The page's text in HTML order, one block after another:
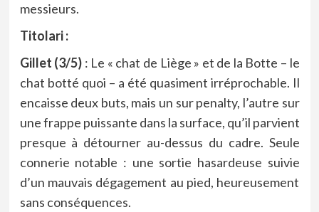
messieurs.
Titolari :
Gillet (3/5) : Le « chat de Liège » et de la Botte – le
chat botté quoi – a été quasiment irréprochable. Il
encaisse deux buts, mais un sur penalty, l’autre sur
une frappe puissante dans la surface, qu’il parvient
presque à détourner au-dessus du cadre. Seule
connerie notable : une sortie hasardeuse suivie
d’un mauvais dégagement au pied, heureusement
sans conséquences.